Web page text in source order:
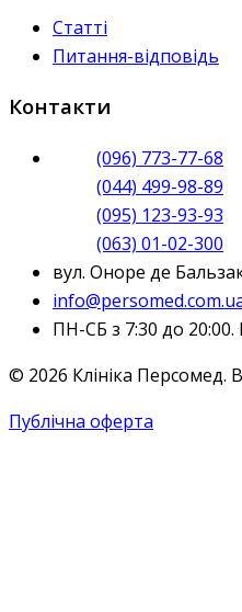
Статті
Питання-відповідь
Контакти
(096) 773-77-68
(044) 499-98-89
(095) 123-93-93
(063) 01-02-300
вул. Оноре де
ПН-СБ з 7:30 до 20:00.
© 2026 Клініка Персомед.
Публічна оферта